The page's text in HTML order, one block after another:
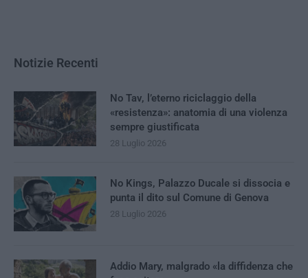
Notizie Recenti
No Tav, l’eterno riciclaggio della
«resistenza»: anatomia di una violenza
sempre giustificata
28 Luglio 2026
No Kings, Palazzo Ducale si dissocia e
punta il dito sul Comune di Genova
28 Luglio 2026
Addio Mary, malgrado «la diffidenza che